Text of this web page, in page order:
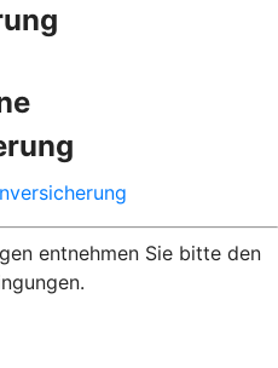
entnehmen Sie bitte den